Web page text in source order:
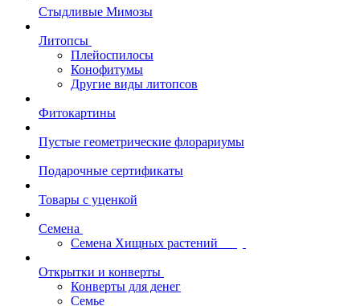
Стыдливые Мимозы
Литопсы
Плейоспилосы
Конофитумы
Другие виды литопсов
Фитокартины
Пустые геометрические флорариумы
Подарочные сертификаты
Товары с уценкой
Семена
Семена Хищных растений
Открытки и конверты
Конверты для денег
Семье